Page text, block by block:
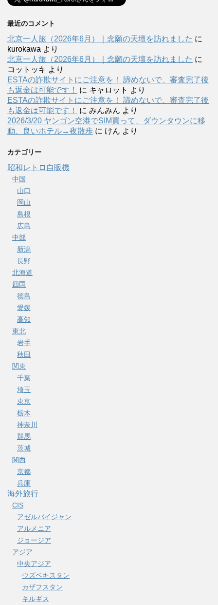
最近のコメント
北京一人旅（2026年6月）｜念願の天壇を訪れました に
kurokawa より
北京一人旅（2026年6月）｜念願の天壇を訪れました に
コットッキ より
ESTAの詐欺サイトにご注意を！ 諦めないで、審査完了後
も返金は可能です！
に キャロット より
ESTAの詐欺サイトにご注意を！ 諦めないで、審査完了後
も返金は可能です！
に みんみん より
2026/3/20 ヤンゴン空港でSIM買って、ダウンタウンに移
動、良いホテル→夜散歩 に けん より
カテゴリー
昭和レトロ自販機
中国
山口
岡山
島根
広島
中部
新潟
長野
北海道
四国
徳島
愛媛
高知
東北
岩手
秋田
関東
千葉
埼玉
東京
栃木
神奈川
群馬
茨城
関西
京都
兵庫
海外旅行
CIS
アゼルバイジャン
アルメニア
ジョージア
アジア
中央アジア
ウズベキスタン
カザフスタン
キルギス